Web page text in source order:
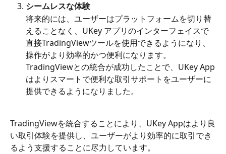
シームレスな体験
将来的には、ユーザーはプラットフォームを切り替
えることなく、UKey アプリのインターフェイスで
直接TradingViewツールを使用できるようになり、
操作がより効率的かつ便利になります。
TradingViewとの統合が成功したことで、UKey App
はよりスマートで便利な取引サポートをユーザーに
提供できるようになりました。
TradingViewを統合することにより、UKey Appはより良
い取引体験を提供し、ユーザーがより効率的に取引でき
るよう支援することに尽力しています。